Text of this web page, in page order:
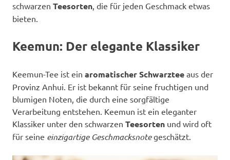
schwarzen Teesorten, die für jeden Geschmack etwas
bieten.
Keemun: Der elegante Klassiker
Keemun-Tee ist ein aromatischer Schwarztee aus der
Provinz Anhui. Er ist bekannt für seine fruchtigen und
blumigen Noten, die durch eine sorgfältige
Verarbeitung entstehen. Keemun ist ein eleganter
Klassiker unter den schwarzen Teesorten und wird oft
für seine einzigartige Geschmacksnotegeschätzt.